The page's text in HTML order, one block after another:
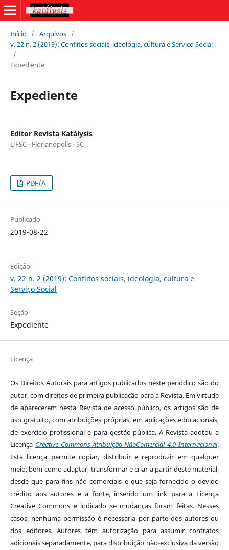
Início / Arquivos /
v. 22 n. 2 (2019): Conflitos sociais, ideologia, cultura e Serviço Social
/
Expediente
Expediente
Editor Revista Katálysis
UFSC - Florianópolis - SC
PDF/A
Publicado
2019-08-22
Edição
v. 22 n. 2 (2019): Conflitos sociais, ideologia, cultura e
Serviço Social
Seção
Expediente
Licença
Os Direitos Autorais para artigos publicados neste periódico são do
autor, com direitos de primeira publicação para a Revista. Em virtude
de aparecerem nesta Revista de acesso público, os artigos são de
uso gratuito, com atribuições próprias, em aplicações educacionais,
de exercício profissional e para gestão pública. A Revista adotou a
Licença Creative Commons Atribuição-NãoComercial 4.0 Internacional.
Esta licença permite copiar, distribuir e reproduzir em qualquer
meio, bem como adaptar, transformar e criar a partir deste material,
desde que para fins não comerciais e que seja fornecido o devido
crédito aos autores e a fonte, inserido um link para a Licença
Creative Commons e indicado se mudanças foram feitas. Nesses
casos, nenhuma permissão é necessária por parte dos autores ou
dos editores.Autores têm autorização para assumir contratos
adicionais separadamente, para distribuição não-exclusiva da versão